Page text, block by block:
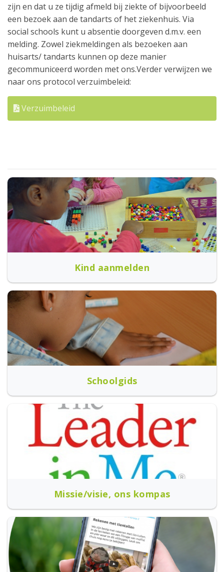
zijn en dat u ze tijdig afmeld bij ziekte of bijvoorbeeld
een bezoek aan de tandarts of het ziekenhuis. Via
social schools kunt u absentie doorgeven d.m.v. een
melding. Zowel ziekmeldingen als bezoeken aan
huisarts/ tandarts kunnen op deze manier
gecommuniceerd worden met ons.Verder verwijzen we
naar ons protocol verzuimbeleid:
Verzuimbeleid
Kind aanmelden
Schoolgids
Missie/visie, ons kompas